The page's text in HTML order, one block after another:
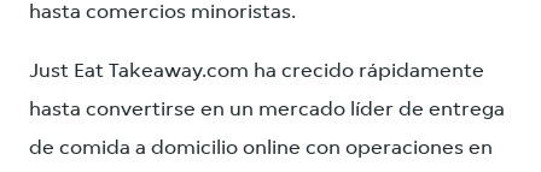
hasta comercios minoristas.
Just Eat Takeaway.com ha crecido rápidamente
hasta convertirse en un mercado líder de entrega
de comida a domicilio online con operaciones en